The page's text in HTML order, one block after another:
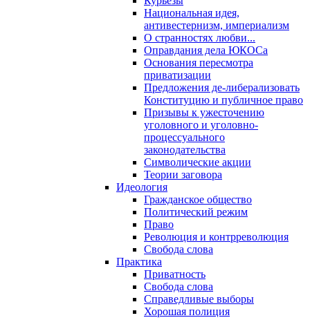
Национальная идея,
антивестернизм, империализм
О странностях любви...
Оправдания дела ЮКОСа
Основания пересмотра
приватизации
Предложения де-либерализовать
Конституцию и публичное право
Призывы к ужесточению
уголовного и уголовно-
процессуального
законодательства
Символические акции
Теории заговора
Идеология
Гражданское общество
Политический режим
Право
Революция и контрреволюция
Свобода слова
Практика
Приватность
Свобода слова
Справедливые выборы
Хорошая полиция